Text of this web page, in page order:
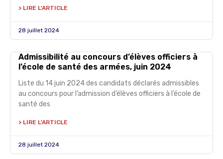
> LIRE L'ARTICLE
28 juillet 2024
Admissibilité au concours d’élèves officiers à
l’école de santé des armées, juin 2024
Liste du 14 juin 2024 des candidats déclarés admissibles
au concours pour l’admission d’élèves officiers à l’école de
santé des
> LIRE L'ARTICLE
28 juillet 2024